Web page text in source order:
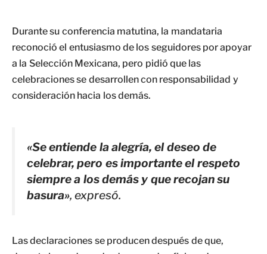
Durante su conferencia matutina, la mandataria
reconoció el entusiasmo de los seguidores por apoyar
a la Selección Mexicana, pero pidió que las
celebraciones se desarrollen con responsabilidad y
consideración hacia los demás.
«Se entiende la alegría, el deseo de
celebrar, pero es importante el respeto
siempre a los demás y que recojan su
basura», expresó.
Las declaraciones se producen después de que,